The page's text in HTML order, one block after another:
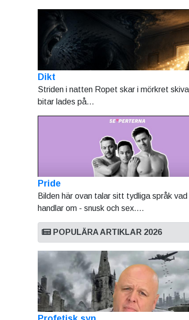
Dikt
Striden i natten Ropet skar i mörkret
bitar lades på...
Pride
Bilden här ovan talar sitt tydliga språk
handlar om - snusk och sex....
POPULÄRA ARTIKLAR 2026